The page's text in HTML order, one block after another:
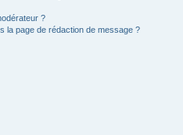
?
la page de rédaction de message ?